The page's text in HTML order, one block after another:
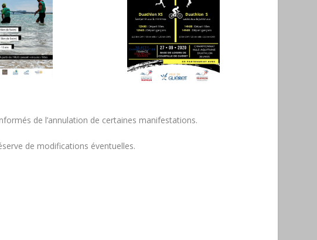
de l’annulation de certaines manifestations.
de modifications éventuelles.